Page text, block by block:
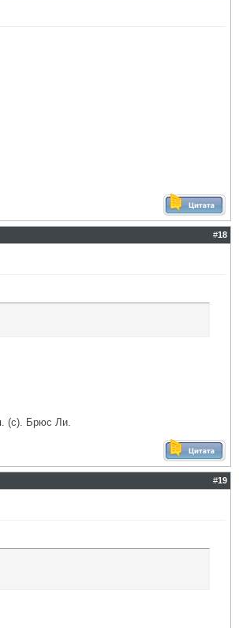
#18
(с). Брюс Ли.
#19